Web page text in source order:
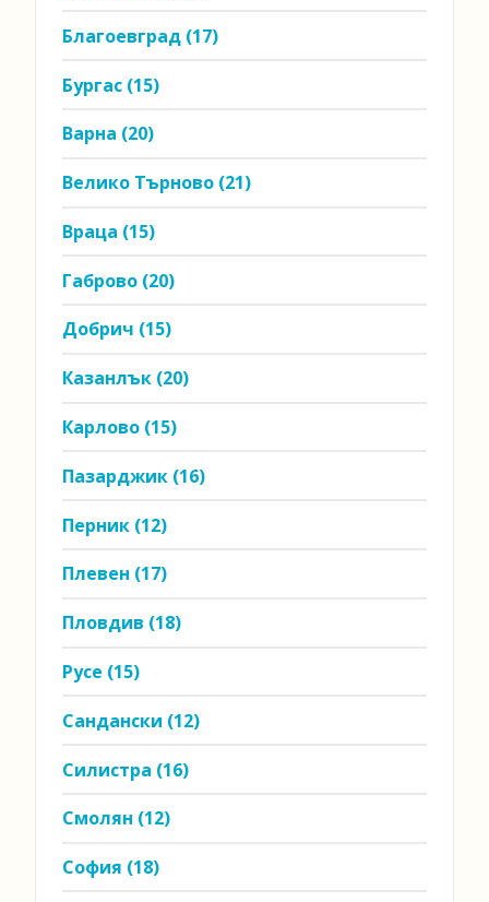
Благоевград (17)
Бургас (15)
Варна (20)
Велико Търново (21)
Враца (15)
Габрово (20)
Добрич (15)
Казанлък (20)
Карлово (15)
Пазарджик (16)
Перник (12)
Плевен (17)
Пловдив (18)
Русе (15)
Сандански (12)
Силистра (16)
Смолян (12)
София (18)